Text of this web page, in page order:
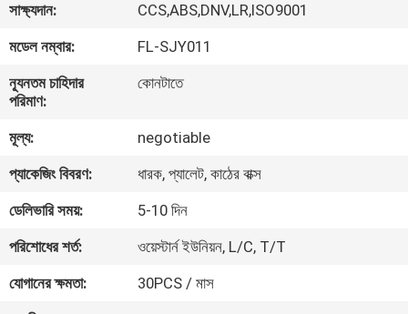
সম্পর্কে
কারখানা
মান
নিয়ন্ত্রণ
করুন
সাক্ষ্যদান:
CCS,ABS,DNV,LR,ISO9001
মডেল নম্বার:
FL-SJY011
ন্যূনতম চাহিদার
পরিমাণ:
কোনটাতে
মূল্য:
negotiable
প্যাকেজিং বিবরণ:
ধারক, প্যালেট, কাঠের বাক্স
ডেলিভারি সময়:
5-10 দিন
পরিশোধের শর্ত:
ওয়েস্টার্ন ইউনিয়ন, L/C, T/T
যোগানের ক্ষমতা:
30PCS / মাস